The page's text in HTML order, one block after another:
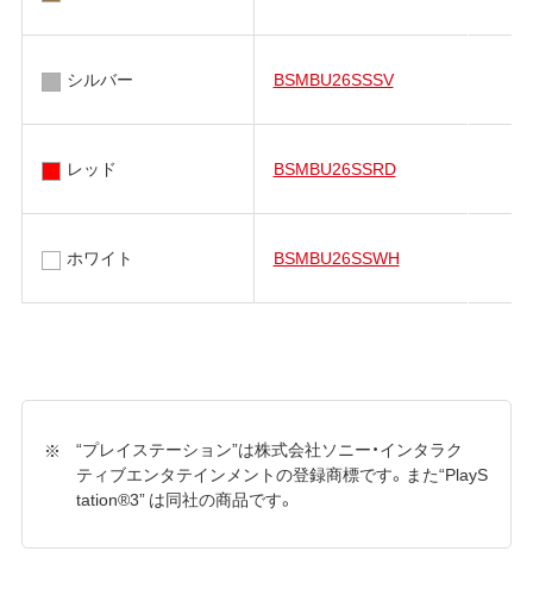
シルバー BSMBU26SSSV
レッド BSMBU26SSRD
ホワイト BSMBU26SSWH
“プレイステーション”は株式会社ソニー・インタラク
ティブエンタテインメントの登録商標です。また“PlayS
tation®3” は同社の商品です。